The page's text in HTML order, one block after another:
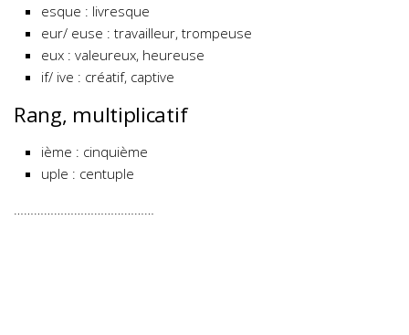
esque : livresque
eur/ euse : travailleur, trompeuse
eux : valeureux, heureuse
if/ ive : créatif, captive
Rang, multiplicatif
ième : cinquième
uple : centuple
……………………………………